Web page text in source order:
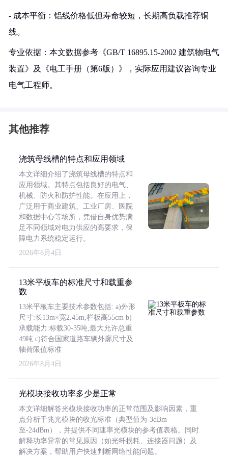
- 成本平衡：铝线价格低但寿命较短，长期高负载推荐铜
线。
专业依据：本文数据参考《GB/T 16895.15-2002 建筑物电气
装置》及《电工手册（第6版）》，实际应用建议咨询专业
电气工程师。
其他推荐
浇筑母线槽的特点和应用领域
本文详细介绍了浇筑母线槽的特点和
应用领域。其特点包括良好的电气、
机械、防火和防护性能。在应用上，
广泛用于商业建筑、工业厂房、医院
和数据中心等场所，凭借自身优势满
足不同领域对电力供应的高要求，保
障电力系统稳定运行。
2026年8月4日
13米平板车的标准尺寸和载重参
数
13米平板车主要技术参数包括: a)外形
尺寸:长13m×宽2.45m,栏板高55cm b)
承载能力:标载30-35吨,最大允许总重
49吨 c)符合国家道路车辆外廓尺寸及
轴荷限值标准
2026年8月4日
光模块接收功率多少是正常
本文详细解答光模块接收功率的正常范围及影响因素，重
点分析千兆光模块的收光标准（典型值为-3dBm
至-24dBm），并提供不同速率光模块的参考值表格。同时
解释功率异常的常见原因（如光纤损耗、连接器问题）及
解决方案，帮助用户快速判断网络性能问题。